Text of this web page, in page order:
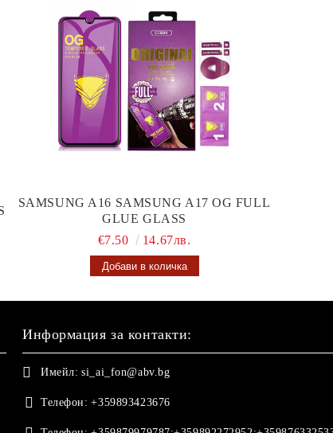
SAMSUNG A16 SAMSUNG A17 OG FULL
GLUE GLASS
€7.50
14.67лв.
Информация за контакти:
Имейл: si_ai_fon@abv.bg
Телефон: +359893423676